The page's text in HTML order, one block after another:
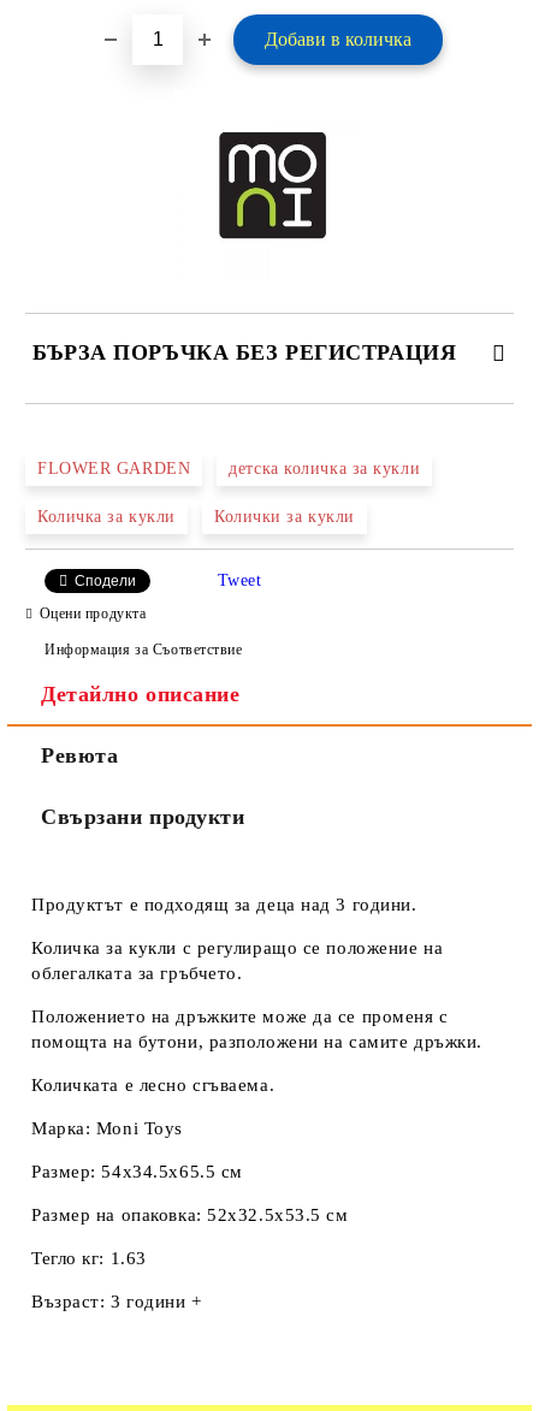
БЪРЗА ПОРЪЧКА БЕЗ РЕГИСТРАЦИЯ
Ние ще се свържем с вас в рамките на работния ден.
FLOWER GARDEN детска количка за кукли
Количка за кукли Колички за кукли
Сподели Tweet
Оцени продукта
Информация за Съответствие
Детайлно описание
Ревюта
Свързани продукти
Продуктът е подходящ за деца над 3 години.
Количка за кукли с регулиращо се положение на
облегалката за гръбчето.
Положението на дръжките може да се променя с
помощта на бутони, разположени на самите дръжки.
Количката е лесно сгъваема.
Марка: Moni Toys
Размер: 54x34.5x65.5 см
Размер на опаковка: 52x32.5x53.5 см
Тегло кг: 1.63
Възраст: 3 години +